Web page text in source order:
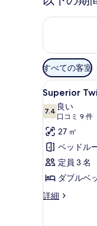
今夜 8月 8 -
利
用
可
能
な
客
室
の
絞
り
込
すべての客室
Superior
Twin,
No
Ocean
view
の
す
べ
て
6
Superior
7.410 点中 7.4
良い
口コミ 9 件
(口
コ
ミ
9
件)
27 ㎡
ベッドル
定員 3 名
ダブルベ
詳細
Superior